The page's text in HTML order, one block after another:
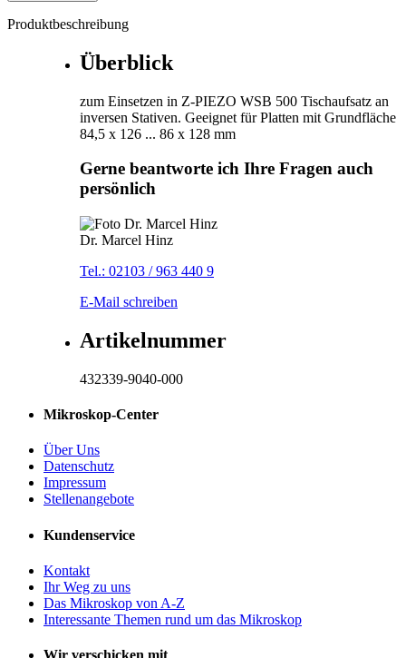
Produktbeschreibung
Überblick
zum Einsetzen in Z-PIEZO WSB 500 Tischaufsatz an
inversen Stativen. Geeignet für Platten mit Grundfläche
84,5 x 126 ... 86 x 128 mm
Gerne beantworte ich Ihre Fragen auch
persönlich
Dr. Marcel Hinz
Tel.: 02103 / 963 440 9
E-Mail schreiben
Artikelnummer
432339-9040-000
Mikroskop-Center
Über Uns
Datenschutz
Impressum
Stellenangebote
Kundenservice
Kontakt
Ihr Weg zu uns
Das Mikroskop von A-Z
Interessante Themen rund um das Mikroskop